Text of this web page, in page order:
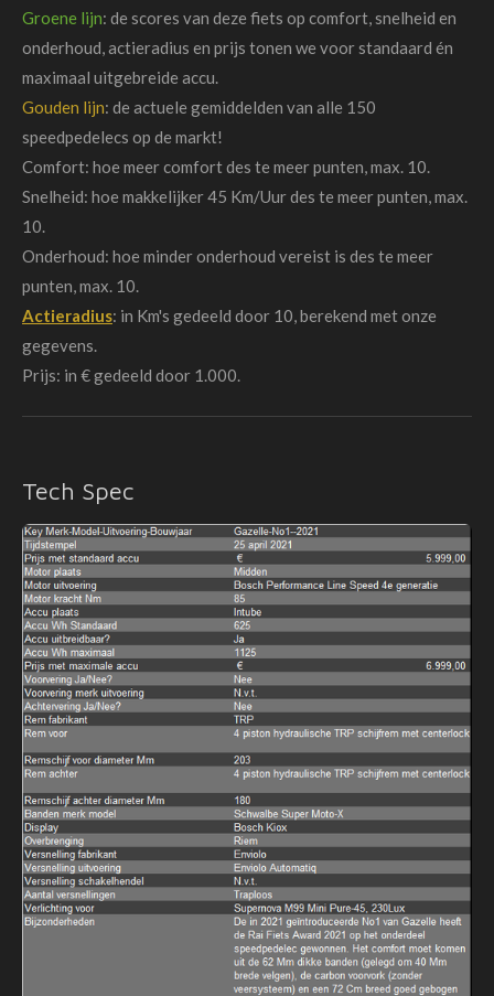
Groene lijn: de scores van deze fiets op comfort, snelheid en
onderhoud, actieradius en prijs tonen we voor standaard én
maximaal uitgebreide accu.
Gouden lijn: de actuele gemiddelden van alle 150
speedpedelecs op de markt!
Comfort: hoe meer comfort des te meer punten, max. 10.
Snelheid: hoe makkelijker 45 Km/Uur des te meer punten, max.
10.
Onderhoud: hoe minder onderhoud vereist is des te meer
punten, max. 10.
Actieradius: in Km's gedeeld door 10, berekend met onze
gegevens.
Prijs: in € gedeeld door 1.000.
Tech Spec